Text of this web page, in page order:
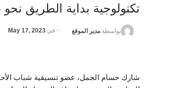
تكنولوجية بداية الطريق
بواسطة مدير الموقع في May 17, 2023
شارك حسام الجمل، عضو تنسيقية شباب